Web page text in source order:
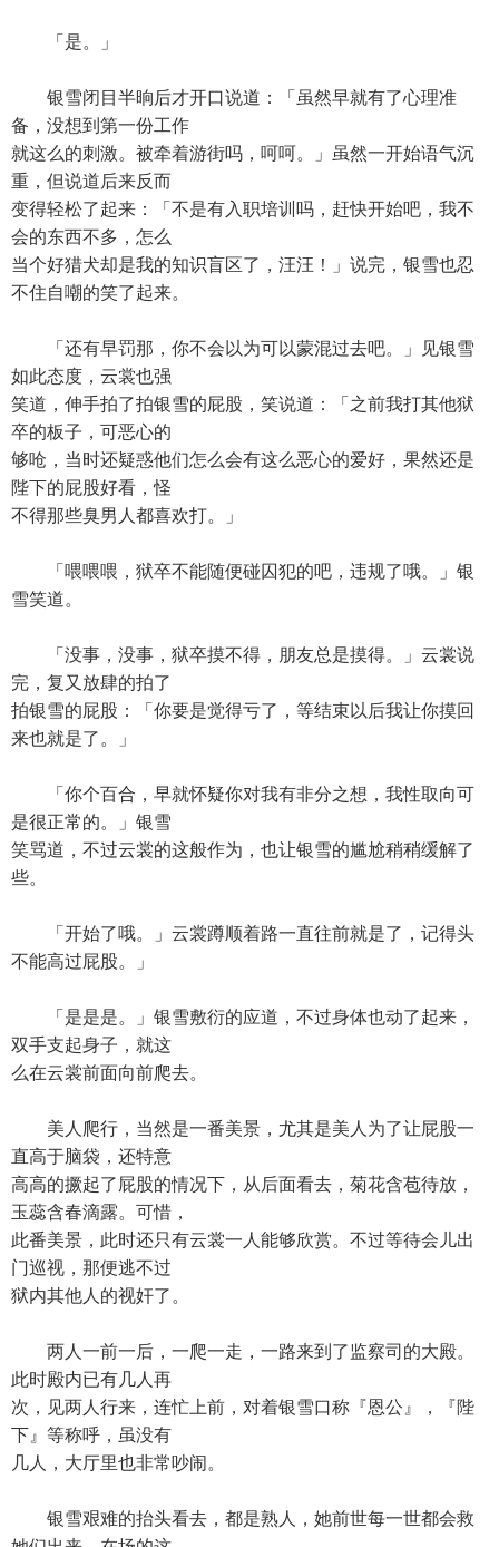
「是。」
银雪闭目半晌后才开口说道：「虽然早就有了心理准
备，没想到第一份工作
就这么的刺激。被牵着游街吗，呵呵。」虽然一开始语气沉
重，但说道后来反而
变得轻松了起来：「不是有入职培训吗，赶快开始吧，我不
会的东西不多，怎么
当个好猎犬却是我的知识盲区了，汪汪！」说完，银雪也忍
不住自嘲的笑了起来。
「还有早罚那，你不会以为可以蒙混过去吧。」见银雪
如此态度，云裳也强
笑道，伸手拍了拍银雪的屁股，笑说道：「之前我打其他狱
卒的板子，可恶心的
够呛，当时还疑惑他们怎么会有这么恶心的爱好，果然还是
陛下的屁股好看，怪
不得那些臭男人都喜欢打。」
「喂喂喂，狱卒不能随便碰囚犯的吧，违规了哦。」银
雪笑道。
「没事，没事，狱卒摸不得，朋友总是摸得。」云裳说
完，复又放肆的拍了
拍银雪的屁股：「你要是觉得亏了，等结束以后我让你摸回
来也就是了。」
「你个百合，早就怀疑你对我有非分之想，我性取向可
是很正常的。」银雪
笑骂道，不过云裳的这般作为，也让银雪的尴尬稍稍缓解了
些。
「开始了哦。」云裳蹲顺着路一直往前就是了，记得头
不能高过屁股。」
「是是是。」银雪敷衍的应道，不过身体也动了起来，
双手支起身子，就这
么在云裳前面向前爬去。
美人爬行，当然是一番美景，尤其是美人为了让屁股一
直高于脑袋，还特意
高高的撅起了屁股的情况下，从后面看去，菊花含苞待放，
玉蕊含春滴露。可惜，
此番美景，此时还只有云裳一人能够欣赏。不过等待会儿出
门巡视，那便逃不过
狱内其他人的视奸了。
两人一前一后，一爬一走，一路来到了监察司的大殿。
此时殿内已有几人再
次，见两人行来，连忙上前，对着银雪口称『恩公』，『陛
下』等称呼，虽没有
几人，大厅里也非常吵闹。
银雪艰难的抬头看去，都是熟人，她前世每一世都会救